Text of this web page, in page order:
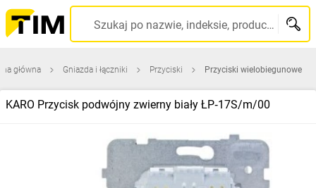
Szukaj po nazwie, indeksie, producencie, kodzie kreskowym...
główna Gniazda i łączniki Przyciski Przyciski wielobiegunowe
KARO Przycisk podwójny zwierny biały ŁP‑17S/m/00